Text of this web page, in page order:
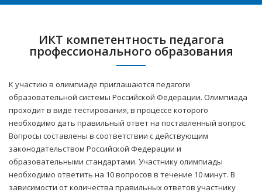
ИКТ компетентность педагога
профессионального образования
К участию в олимпиаде приглашаются педагоги
образовательной системы Российской Федерации. Олимпиада
проходит в виде тестирования, в процессе которого
необходимо дать правильный ответ на поставленный вопрос.
Вопросы составлены в соответствии с действующим
законодательством Российской Федерации и
образовательными стандартами. Участнику олимпиады
необходимо ответить на 10 вопросов в течение 10 минут. В
зависимости от количества правильных ответов участнику